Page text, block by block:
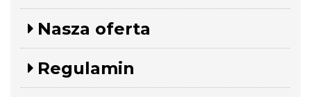
Nasza oferta
Regulamin